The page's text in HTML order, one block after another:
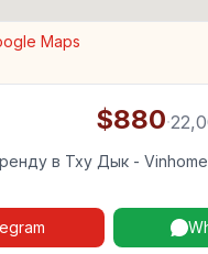
Maps
$880·
в Тху Дык -